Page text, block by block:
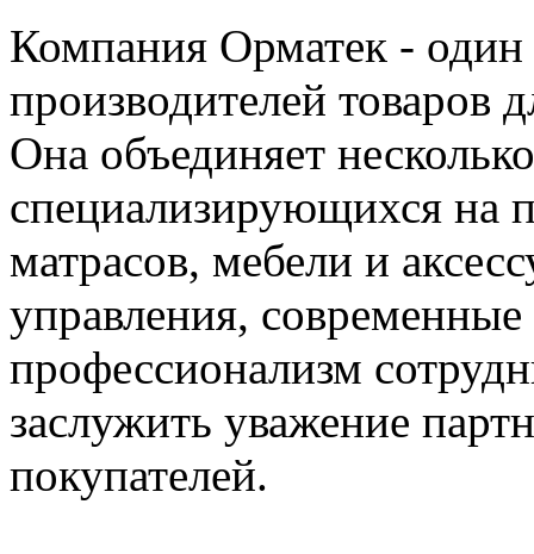
Компания Орматек -
производителей товаров
Она объединяет
специализирующихся на
матрасов, мебели и
управления,
профессионализм
заслужить уважение
покупателей.